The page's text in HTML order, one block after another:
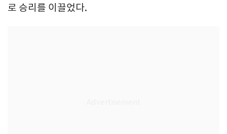
로 승리를 이끌었다.